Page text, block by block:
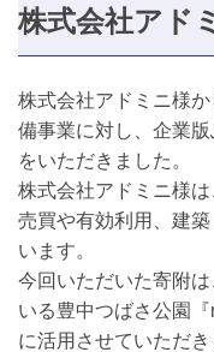
株式会社アド
株式会社アドミニ様
備事業に対し、企業
をいただきました。
株式会社アドミニ様
売買や有効利用、建
います。
今回いただいた寄附
いる豊中つばさ公園
に活用させていただき